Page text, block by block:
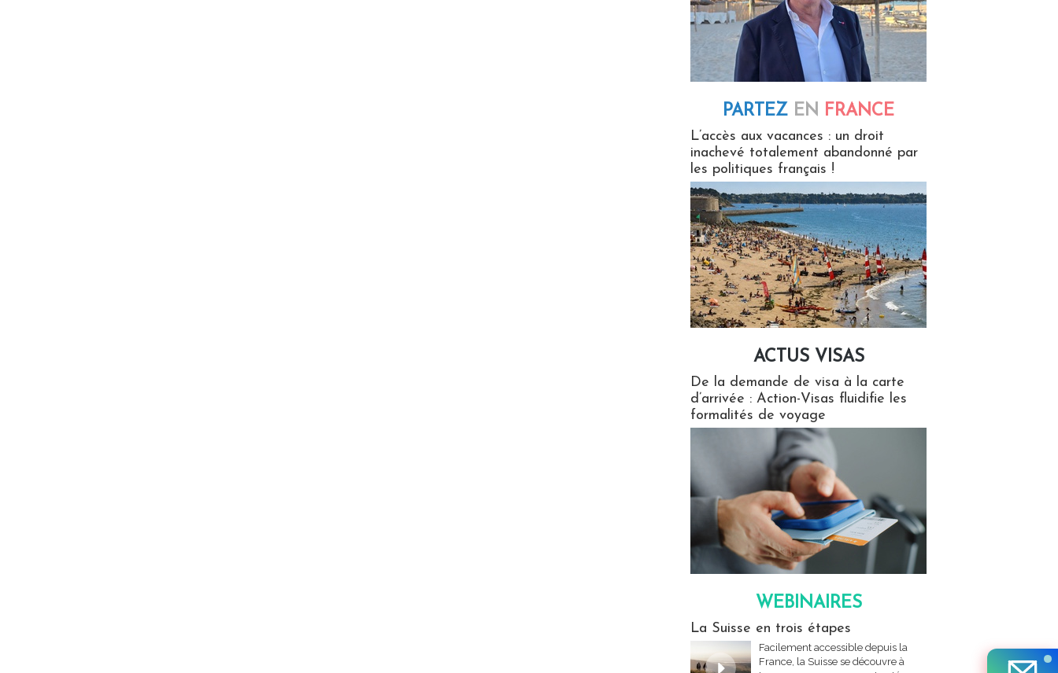
PARTEZ EN FRANCE
L’accès aux vacances : un droit
inachevé totalement abandonné par
les politiques français !
ACTUS VISAS
De la demande de visa à la carte
d’arrivée : Action-Visas fluidifie les
formalités de voyage
WEBINAIRES
La Suisse en trois étapes
Facilement accessible depuis la
France, la Suisse se découvre à